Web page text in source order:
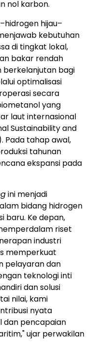
nol karbon.
hijau–
kebutuhan
di tingkat lokal,
bakar rendah
berkelanjutan bagi
optimalisasi
secara
yang
laut internasional
Sustainability and
Pada tahap awal,
tahunan
ekspansi pada
ini menjadi
bidang hidrogen
baru. Ke depan,
riset
industri
memperkuat
pelayaran dan
teknologi inti
dan solusi
nilai, kami
nyata
dan pencapaian
ujar perwakilan